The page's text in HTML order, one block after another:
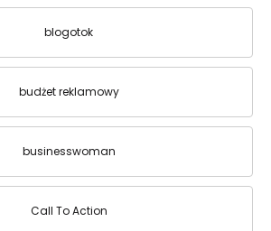
blogotok
budżet reklamowy
businesswoman
Call To Action